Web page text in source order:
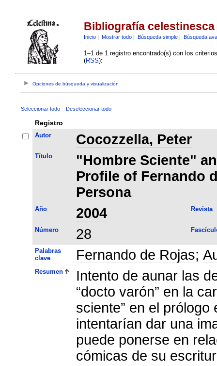
Bibliografía celestinesca
Inicio| Mostrar todo| Búsqueda simple| Búsqueda
1–1 de 1 registro encontrado(s) con los
(RSS):
Opciones de búsqueda y visualización
Seleccionar todo Deseleccionar todo
Registro
Autor Cocozzella, Peter
Título
"Hombre Sciente"
Profile of Fernando
Persona
Año 2004 Revista
Número 28
Palabras
clave
Fernando de Rojas;
Resumen
Intento de aunar las
“docto varón” en la
sciente” en el
intentarían dar una
puede ponerse en
cómicas de su